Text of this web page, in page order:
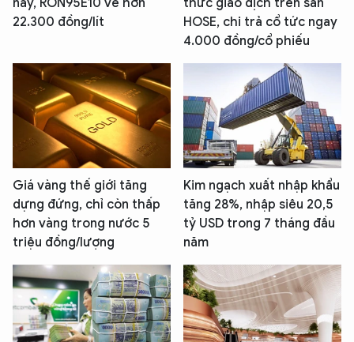
22.300 đồng/lít
HOSE, chi trả cổ tức ngay
4.000 đồng/cổ phiếu
Giá vàng thế giới tăng
dựng đứng, chỉ còn thấp
hơn vàng trong nước 5
triệu đồng/lượng
Kim ngạch xuất nhập khẩu
tăng 28%, nhập siêu 20,5
tỷ USD trong 7 tháng đầu
năm